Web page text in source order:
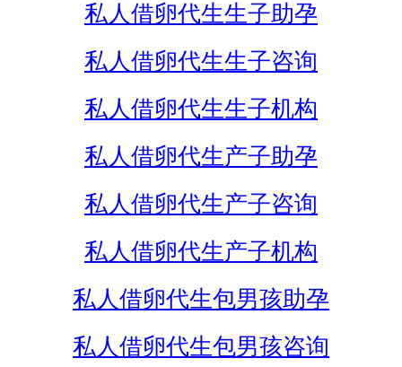
私人借卵代生生子助孕
私人借卵代生生子咨询
私人借卵代生生子机构
私人借卵代生产子助孕
私人借卵代生产子咨询
私人借卵代生产子机构
私人借卵代生包男孩助孕
私人借卵代生包男孩咨询